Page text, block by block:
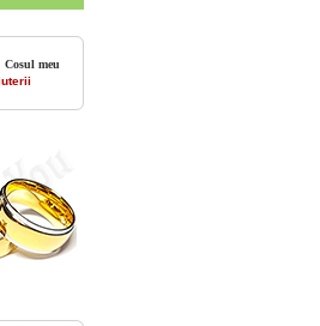
Cosul meu